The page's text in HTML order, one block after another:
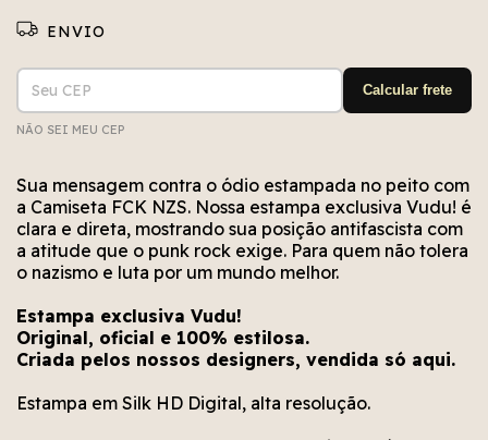
Entregas para o CEP:
ALTERAR CEP
Calcular frete
NÃO SEI MEU CEP
escrito?
alguns segundos.
novamente em alguns segundos.
Sua mensagem contra o ódio estampada no peito com
a Camiseta FCK NZS. Nossa estampa exclusiva Vudu! é
clara e direta, mostrando sua posição antifascista com
a atitude que o punk rock exige. Para quem não tolera
o nazismo e luta por um mundo melhor.
Estampa exclusiva Vudu!
Original, oficial e 100% estilosa.
Criada pelos nossos designers, vendida só aqui.
Estampa em Silk HD Digital, alta resolução.